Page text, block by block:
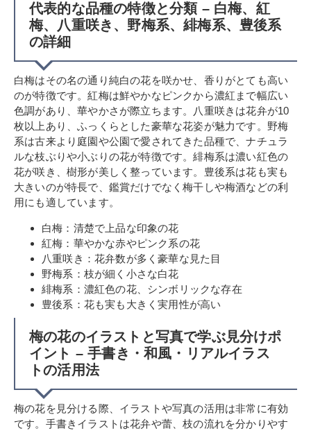
代表的な品種の特徴と分類 – 白梅、紅
梅、八重咲き、野梅系、緋梅系、豊後系
の詳細
白梅はその名の通り純白の花を咲かせ、香りがとても高い
のが特徴です。紅梅は鮮やかなピンクから濃紅まで幅広い
色調があり、華やかさが際立ちます。八重咲きは花弁が10
枚以上あり、ふっくらとした豪華な花姿が魅力です。野梅
系は古来より庭園や公園で愛されてきた品種で、ナチュラ
ルな枝ぶりや小ぶりの花が特徴です。緋梅系は濃い紅色の
花が咲き、樹形が美しく整っています。豊後系は花も実も
大きいのが特長で、鑑賞だけでなく梅干しや梅酒などの利
用にも適しています。
白梅：清楚で上品な印象の花
紅梅：華やかな赤やピンク系の花
八重咲き：花弁数が多く豪華な見た目
野梅系：枝が細く小さな白花
緋梅系：濃紅色の花、シンボリックな存在
豊後系：花も実も大きく実用性が高い
梅の花のイラストと写真で学ぶ見分けポ
イント – 手書き・和風・リアルイラス
トの活用法
梅の花を見分ける際、イラストや写真の活用は非常に有効
です。手書きイラストは花弁や蕾、枝の流れを分かりやす